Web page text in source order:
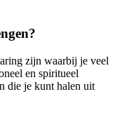
zijn waarbij je veel
en spiritueel
die je kunt halen uit